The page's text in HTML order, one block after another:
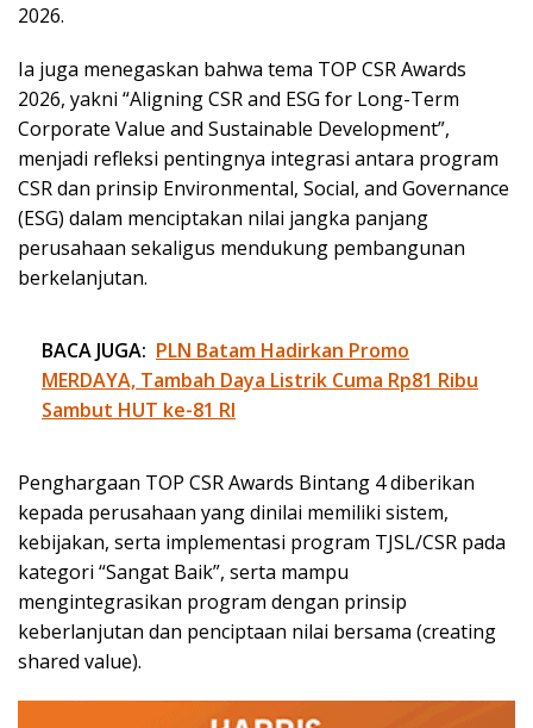
2026.
Ia juga menegaskan bahwa tema TOP CSR Awards
2026, yakni “Aligning CSR and ESG for Long-Term
Corporate Value and Sustainable Development”,
menjadi refleksi pentingnya integrasi antara program
CSR dan prinsip Environmental, Social, and Governance
(ESG) dalam menciptakan nilai jangka panjang
perusahaan sekaligus mendukung pembangunan
berkelanjutan.
BACA JUGA: PLN Batam Hadirkan Promo
MERDAYA, Tambah Daya Listrik Cuma Rp81 Ribu
Sambut HUT ke-81 RI
Penghargaan TOP CSR Awards Bintang 4 diberikan
kepada perusahaan yang dinilai memiliki sistem,
kebijakan, serta implementasi program TJSL/CSR pada
kategori “Sangat Baik”, serta mampu
mengintegrasikan program dengan prinsip
keberlanjutan dan penciptaan nilai bersama (creating
shared value).